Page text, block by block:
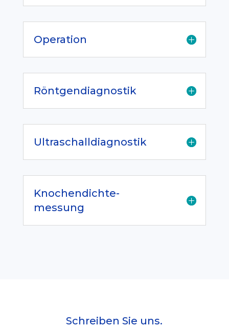
Operation
Röntgendiagnostik
Ultraschalldiagnostik
Knochendichte-
messung
Schreiben Sie uns.